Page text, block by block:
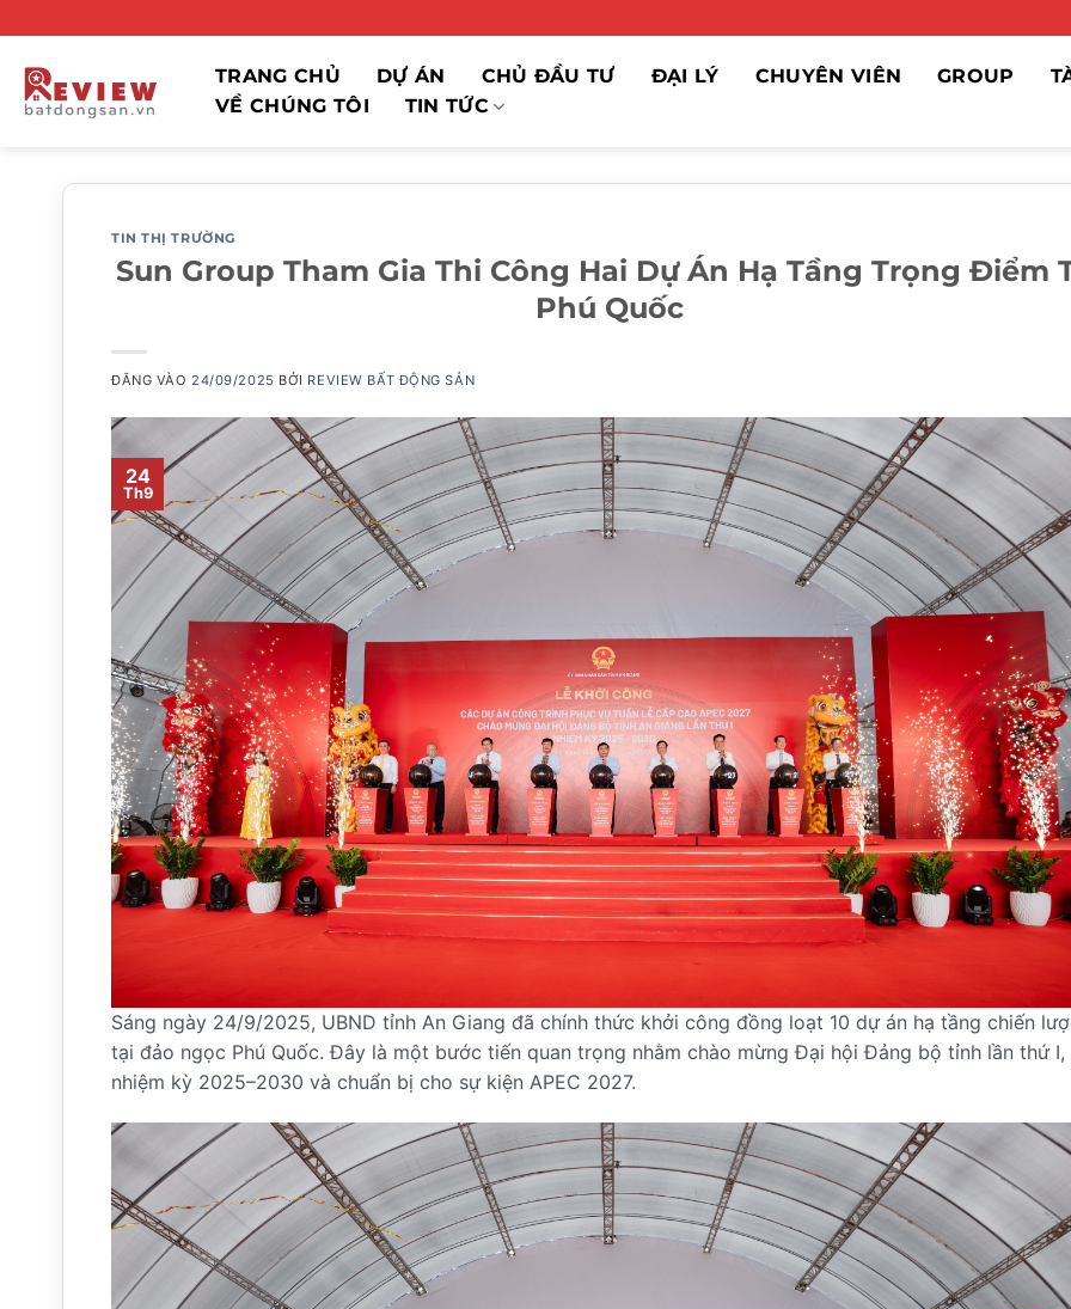
qua
nội
dung
TRANG CHỦ DỰ ÁN CHỦ ĐẦU TƯ ĐẠI LÝ CHUYÊN VIÊN GROUP
VỀ CHÚNG TÔI
TIN TỨC
TIN THỊ TRƯỜNG
Sun Group Tham Gia Thi Công Hai Dự Án Hạ Tầng Trọng Điểm
Phú Quốc
ĐĂNG VÀO 24/09/2025 BỞI REVIEW BẤT ĐỘNG SẢN
24
Th9
Sáng ngày 24/9/2025, UBND tỉnh An Giang đã chính thức khởi công đồng loạt 10 dự án hạ tầng chiến
tại đảo ngọc Phú Quốc. Đây là một bước tiến quan trọng nhằm chào mừng Đại hội Đảng bộ tỉnh lần thứ I,
nhiệm kỳ 2025–2030 và chuẩn bị cho sự kiện APEC 2027.